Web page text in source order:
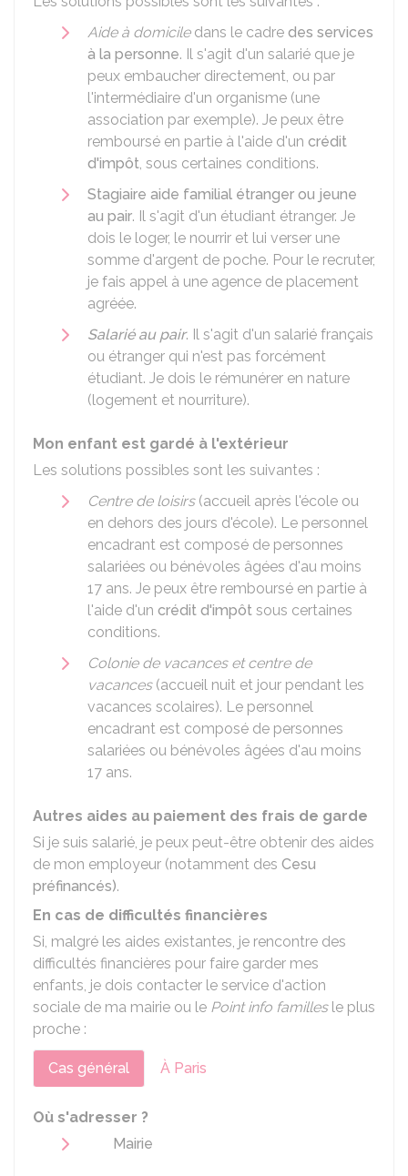
Aide à domiciledans le cadre des services
à la personne. Il s'agit d'un salarié que je
peux embaucher directement, ou par
l'intermédiaire d'un organisme (une
association par exemple). Je peux être
remboursé en partie à l'aide d'un crédit
d'impôt, sous certaines conditions.
Stagiaire aide familial étranger ou jeune
au pair. Il s'agit d'un étudiant étranger. Je
dois le loger, le nourrir et lui verser une
somme d'argent de poche. Pour le recruter,
je fais appel à une agence de placement
agréée.
Salarié au pair. Il s'agit d'un salarié français
ou étranger qui n'est pas forcément
étudiant. Je dois le rémunérer en nature
(logement et nourriture).
Mon enfant est gardé à l'extérieur
Les solutions possibles sont les suivantes :
Centre de loisirs(accueil après l'école ou
en dehors des jours d'école). Le personnel
encadrant est composé de personnes
salariées ou bénévoles âgées d'au moins
17 ans. Je peux être remboursé en partie à
l'aide d'un crédit d'impôt sous certaines
conditions.
Colonie de vacances et centre de
vacances(accueil nuit et jour pendant les
vacances scolaires). Le personnel
encadrant est composé de personnes
salariées ou bénévoles âgées d'au moins
17 ans.
Autres aides au paiement des frais de garde
Si je suis salarié, je peux peut-être obtenir des aides
de mon employeur (notamment des Cesu
préfinancés).
En cas de difficultés financières
Si, malgré les aides existantes, je rencontre des
difficultés financières pour faire garder mes
enfants, je dois contacter le service d'action
sociale de ma mairie ou le Point info famillesle plus
proche :
Cas général À Paris
Où s'adresser ?
Mairie